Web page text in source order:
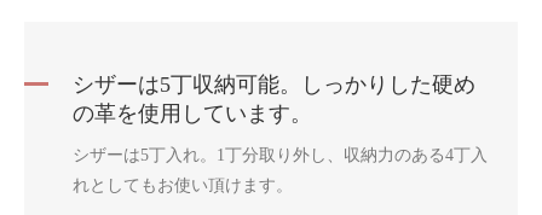
シザーは5丁収納可能。しっかりした硬め
の革を使用しています。
シザーは5丁入れ。1丁分取り外し、収納力のある4丁入
れとしてもお使い頂けます。